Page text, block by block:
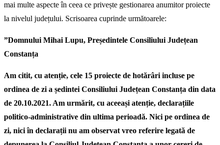
mai multe aspecte în ceea ce privește gestionarea anumitor proiecte
la nivelul județului. Scrisoarea cuprinde următoarele:
”Domnului Mihai Lupu, Președintele Consiliului Județean
Constanța
Am citit, cu atenție, cele 15 proiecte de hotărâri incluse pe
ordinea de zi a ședintei Consiliului Județean Constanța din data
de 20.10.2021. Am urmărit, cu aceeași atenție, declarațiile
politico-administrative din ultima perioadă. Nici pe ordinea de
zi, nici în declarații nu am observat vreo referire legată de